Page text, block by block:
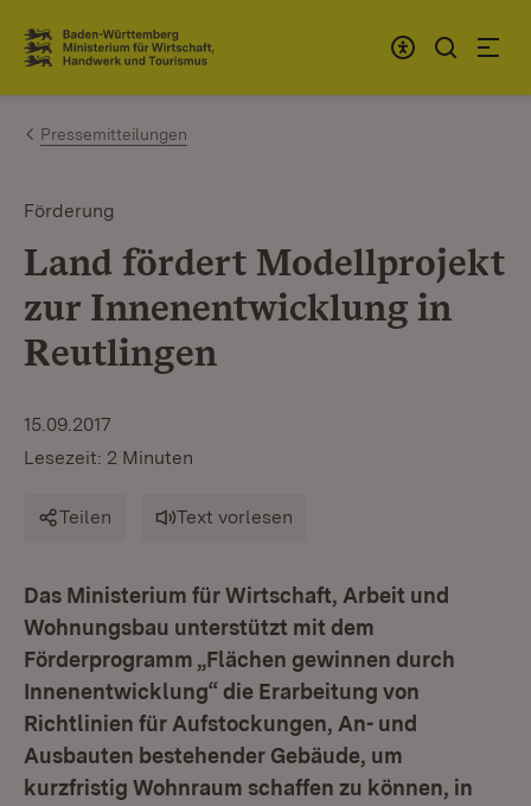
Zum Inhalt springen
Link zur Startseite
Pressemitteilungen
Förderung
Land fördert Modellprojekt
zur Innenentwicklung in
Reutlingen
15.09.2017
Lesezeit: 2 Minuten
Teilen Text vorlesen
Das Ministerium für Wirtschaft, Arbeit und
Wohnungsbau unterstützt mit dem
Förderprogramm „Flächen gewinnen durch
Innenentwicklung“ die Erarbeitung von
Richtlinien für Aufstockungen, An- und
Ausbauten bestehender Gebäude, um
kurzfristig Wohnraum schaffen zu können, in